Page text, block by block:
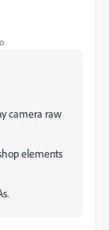
camera raw
elements